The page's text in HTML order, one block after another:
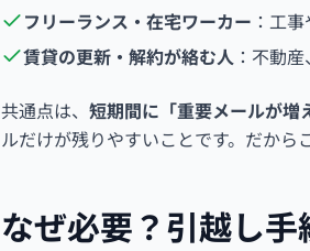
フリーランス・在宅ワーカー ：工
賃貸の更新・解約が絡む人 ：不動
共通点は、 短期間に「重要メールが増
ルだけが残りやすいことです。だから
なぜ必要？引越し